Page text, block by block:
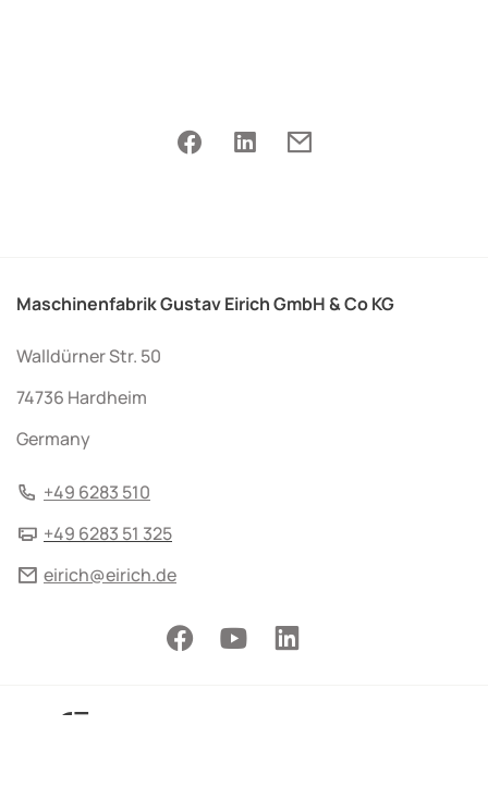
Maschinenfabrik Gustav Eirich GmbH & Co KG
Walldürner Str. 50
74736 Hardheim
Germany
+49 6283 510
+49 6283 51 325
eirich@eirich.de